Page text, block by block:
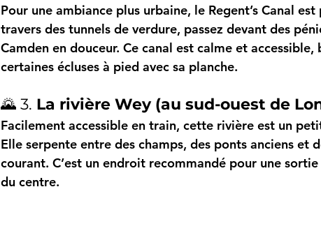
Pour une ambiance plus urbaine, le Regent’s Canal
travers des tunnels de verdure, passez devant des
Camden en douceur. Ce canal est calme et
certaines écluses à pied avec sa planche.
🌄 3. La rivière Wey (au sud-ouest de
Facilement accessible en train, cette rivière est un
Elle serpente entre des champs, des ponts anciens et
courant. C’est un endroit recommandé pour une
du centre.